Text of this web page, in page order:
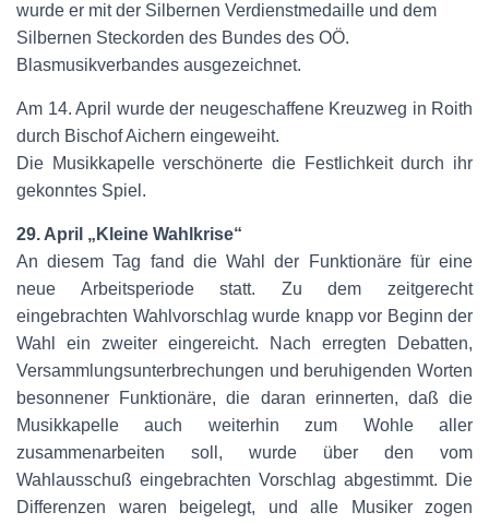
wurde er mit der Silbernen Verdienstmedaille und dem
Silbernen Steckorden des Bundes des OÖ.
Blasmusikverbandes ausgezeichnet.
Am 14. April wurde der neugeschaffene Kreuzweg in Roith
durch Bischof Aichern eingeweiht.
Die Musikkapelle verschönerte die Festlichkeit durch ihr
gekonntes Spiel.
29. April „Kleine Wahlkrise“
An diesem Tag fand die Wahl der Funktionäre für eine
neue Arbeitsperiode statt. Zu dem zeitgerecht
eingebrachten Wahlvorschlag wurde knapp vor Beginn der
Wahl ein zweiter eingereicht. Nach erregten Debatten,
Versammlungsunterbrechungen und beruhigenden Worten
besonnener Funktionäre, die daran erinnerten, daß die
Musikkapelle auch weiterhin zum Wohle aller
zusammenarbeiten soll, wurde über den vom
Wahlausschuß eingebrachten Vorschlag abgestimmt. Die
Differenzen waren beigelegt, und alle Musiker zogen